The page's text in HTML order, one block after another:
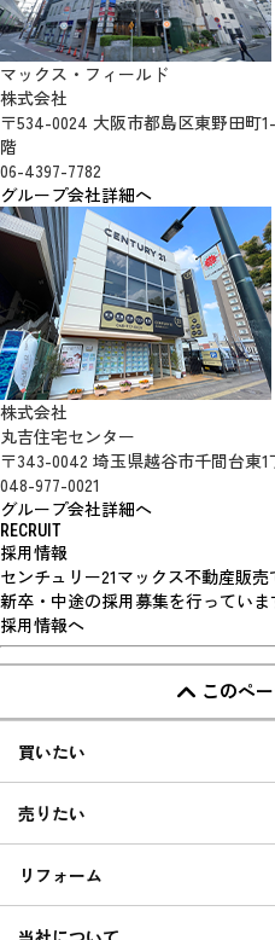
マックス・フィールド
株式会社
〒534-0024 大阪市都島区東野田町
階
06-4397-7782
グループ会社詳細へ
株式会社
丸吉住宅センター
〒343-0042 埼玉県越谷市千間台東1
048-977-0021
グループ会社詳細へ
RECRUIT
採用情報
センチュリー21マックス不動産販売
新卒・中途の採用募集を行っていま
採用情報へ
このペ
買いたい
売りたい
リフォーム